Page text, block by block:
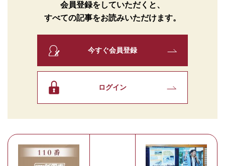
会員登録をしていただくと、
すべての記事をお読みいただけます。
今すぐ会員登録
ログイン